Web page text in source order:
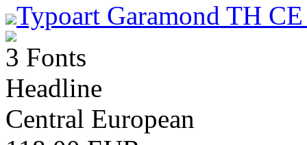
Typoart Garamond TH
3 Fonts
Headline
Central European